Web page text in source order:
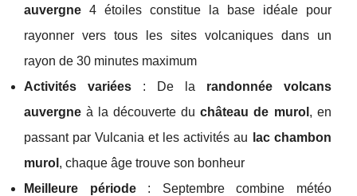
auvergne 4 étoiles constitue la base idéale pour
rayonner vers tous les sites volcaniques dans un
rayon de 30 minutes maximum
Activités variées: De la randonnée volcans
auvergne à la découverte duchâteau de murol , en
passant par Vulcania et les activités au
lac chambon
murol , chaque âge trouve son bonheur
Meilleure période: Septembre combine météo